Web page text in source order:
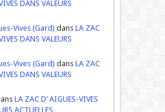
DANS VALEURS
Vives (Gard) dans LA ZAC
DANS VALEURS
Vives (Gard) dans LA ZAC
DANS VALEURS
LA ZAC D’ AIGUES-VIVES
ACTUELLES